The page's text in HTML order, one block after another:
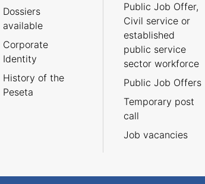
Dossiers
available
Corporate
Identity
History of the
Peseta
Public Job Offer,
Civil service or
established
public service
sector workforce
Public Job Offers
Temporary post
call
Job vacancies